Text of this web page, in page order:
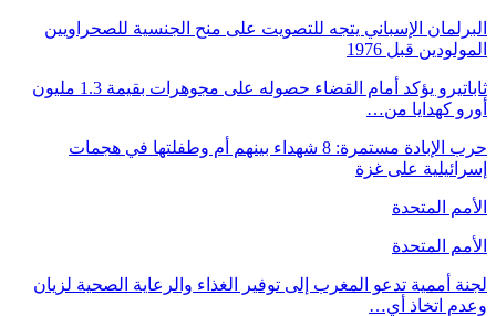
البرلمان الإسباني يتجه للتصويت على منح الجنسية للصحراويين
المولودين قبل 1976
ثاباتيرو يؤكد أمام القضاء حصوله على مجوهرات بقيمة 1.3 مليون
أورو كهدايا من…
حرب الإبادة مستمرة: 8 شهداء بينهم أم وطفلتها في هجمات
إسرائيلية على غزة
الأمم المتحدة
الأمم المتحدة
لجنة أممية تدعو المغرب إلى توفير الغذاء والرعاية الصحية لزيان
وعدم اتخاذ أي…